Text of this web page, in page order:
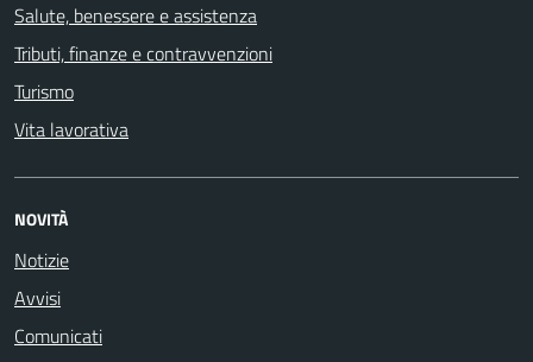
Salute, benessere e assistenza
Tributi, finanze e contravvenzioni
Turismo
Vita lavorativa
NOVITÀ
Notizie
Avvisi
Comunicati